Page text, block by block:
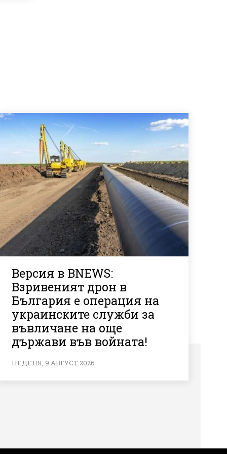
Версия в BNEWS:
Взривеният дрон в
България е операция на
украинските служби за
въвличане на още
държави във войната!
НЕДЕЛЯ, 9 АВГУСТ 2026